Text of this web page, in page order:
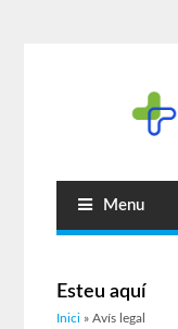
Menu
Esteu aquí
Inici » Avís legal